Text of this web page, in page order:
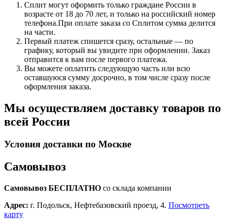
Сплит могут оформить только граждане России в
возрасте от 18 до 70 лет, и только на российский номер
телефона.При оплате заказа со Сплитом сумма делится
на части.
Первый платеж спишется сразу, остальные — по
графику, который вы увидите при оформлении. Заказ
отправится к вам после первого платежа.
Вы можете оплатить следующую часть или всю
оставшуюся сумму досрочно, в том числе сразу после
оформления заказа.
Мы осуществляем доставку товаров по
всей России
Условия доставки по Москве
Самовывоз
Самовывоз БЕСПЛАТНО со склада компании
Адрес: г. Подольск, Нефтебазовский проезд, 4. Посмотреть
карту